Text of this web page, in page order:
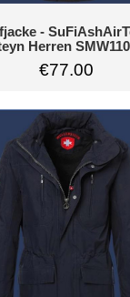
-
Herren
€77.00